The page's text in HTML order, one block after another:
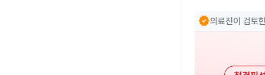
verified의료진이 검토